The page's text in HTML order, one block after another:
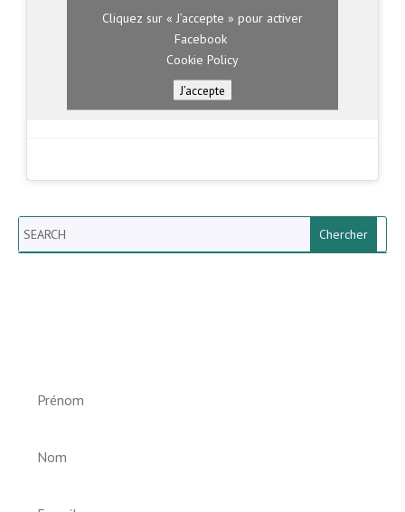
Cliquez sur « J’accepte » pour activer
Facebook
Cookie Policy
J’accepte
Search